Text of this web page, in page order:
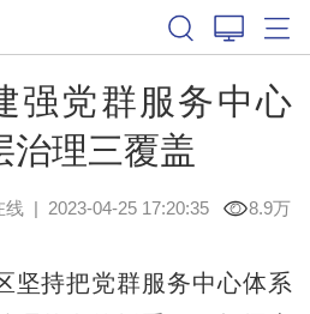
强党群服务中心
治理三覆盖
线| 2023-04-25 17:20:35 8.9万
持把党群服务中心体系